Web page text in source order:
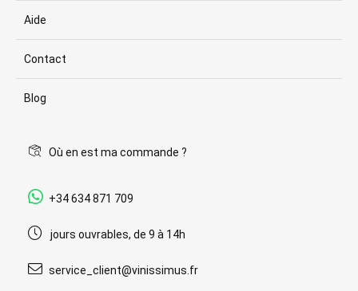
Aide
Contact
Blog
Où en est ma commande ?
+34 634 871 709
jours ouvrables, de 9 à 14h
service_client@vinissimus.fr